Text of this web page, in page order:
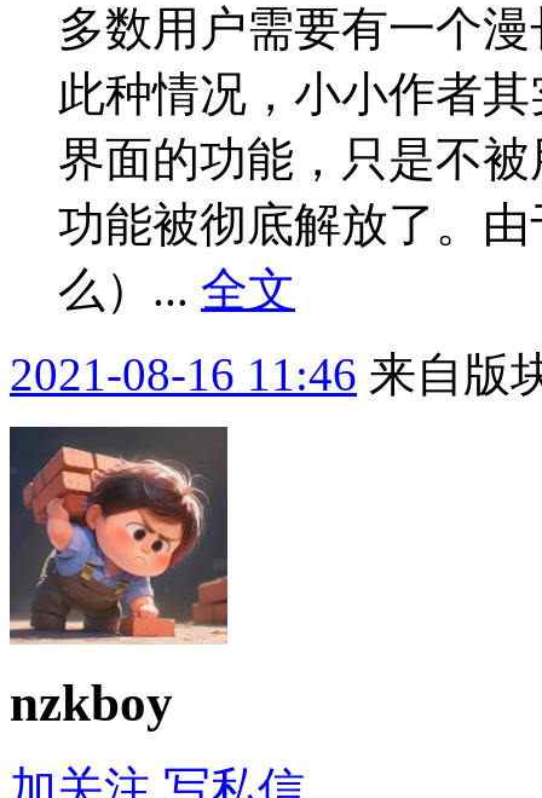
多数用户需要有一个
此种情况，小小作者
界面的功能，只是不
功能被彻底解放了。
么）... 全文
2021-08-16 11:46 来自版
nzkboy